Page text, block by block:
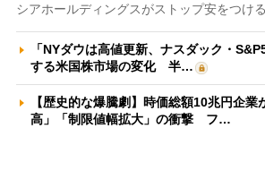
シアホールディングスがストップ安をつけ
「NYダウは高値更新、ナスダック・
する米国株市場の変化 半…
【歴史的な爆騰劇】時価総額10兆円企業
高」「制限値幅拡大」の衝撃 フ…